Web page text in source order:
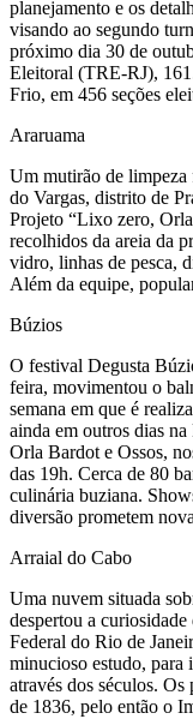
planejamento e os
visando ao segundo
próximo dia 30 de
Eleitoral (TRE-RJ),
Frio, em 456 seções
Araruama
Um mutirão de limpeza
do Vargas, distrito de
Projeto “Lixo zero,
recolhidos da areia da
vidro, linhas de pesca,
Além da equipe,
Búzios
O festival Degusta
feira, movimentou o
semana em que é
ainda em outros dias
Orla Bardot e Ossos,
das 19h. Cerca de 80
culinária buziana.
diversão prometem
Arraial do Cabo
Uma nuvem situada
despertou a
Federal do Rio de
minucioso estudo, para
através dos séculos.
de 1836, pelo então o